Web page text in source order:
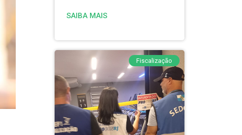
SAIBA MAIS
Fiscalização